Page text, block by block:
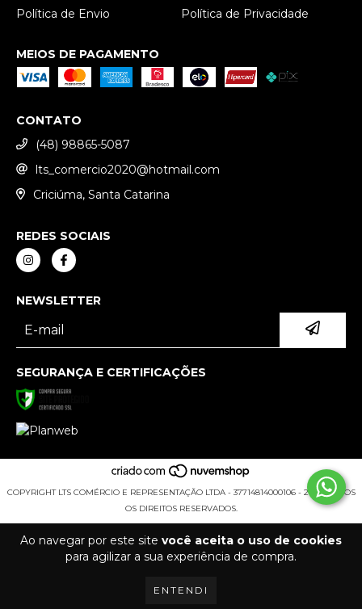
Ao navegar por este site você aceita o uso de cookies
para agilizar a sua experiência de compra.
ENTENDI
Política de Envio Política de Privacidade
MEIOS DE PAGAMENTO
CONTATO
(48) 98865-5087
lts_comercio2020@hotmail.com
Criciúma, Santa Catarina
REDES SOCIAIS
NEWSLETTER
SEGURANÇA E CERTIFICAÇÕES
COPYRIGHT LTS COMÉRCIO E REPRESENTAÇÃO LTDA - 37714814000106 - 2026. TODOS
OS DIREITOS RESERVADOS.